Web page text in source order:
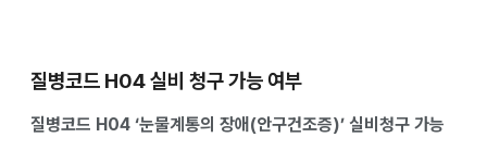
질병코드 H04 실비 청구 가능 여부
질병코드 H04 ‘눈물계통의 장애 (안구건조증)’ 실비청구 가능